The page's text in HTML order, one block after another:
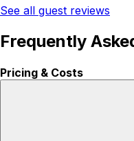
See all guest reviews
Frequently
Pricing & Costs